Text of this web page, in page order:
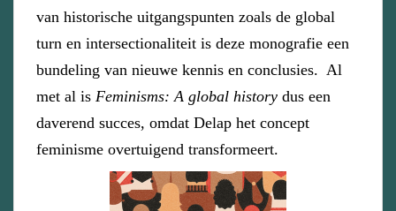
van historische uitgangspunten zoals de global
turn en intersectionaliteit is deze monografie een
bundeling van nieuwe kennis en conclusies. Al
met al is Feminisms: A global history dus een
daverend succes, omdat Delap het concept
feminisme overtuigend transformeert.